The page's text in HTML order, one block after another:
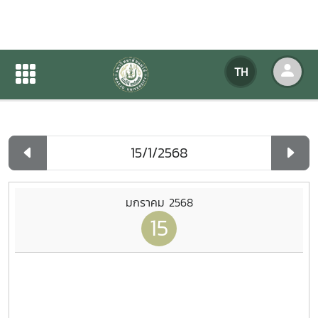
TH
ปฏิทินกิจกรรมของหน่วยงาน
ปฏิทินกิจกรรมของหน่วยงาน
มกราคม 2568
15